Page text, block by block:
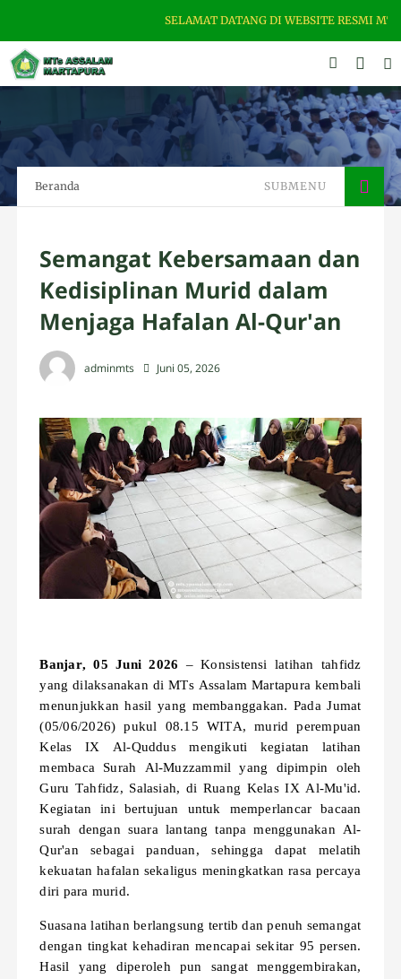
SELAMAT DATANG DI WEBSITE RESMI MTS
Beranda SUBMENU
Semangat Kebersamaan dan
Kedisiplinan Murid dalam
Menjaga Hafalan Al-Qur'an
adminmts Juni 05, 2026
Banjar, 05 Juni 2026 – Konsistensi latihan tahfidz
yang dilaksanakan di MTs Assalam Martapura kembali
menunjukkan hasil yang membanggakan. Pada Jumat
(05/06/2026) pukul 08.15 WITA, murid perempuan
Kelas IX Al-Quddus mengikuti kegiatan latihan
membaca Surah Al-Muzzammil yang dipimpin oleh
Guru Tahfidz, Salasiah, di Ruang Kelas IX Al-Mu'id.
Kegiatan ini bertujuan untuk memperlancar bacaan
surah dengan suara lantang tanpa menggunakan Al-
Qur'an sebagai panduan, sehingga dapat melatih
kekuatan hafalan sekaligus meningkatkan rasa percaya
diri para murid.
Suasana latihan berlangsung tertib dan penuh semangat
dengan tingkat kehadiran mencapai sekitar 95 persen.
Hasil yang diperoleh pun sangat menggembirakan,